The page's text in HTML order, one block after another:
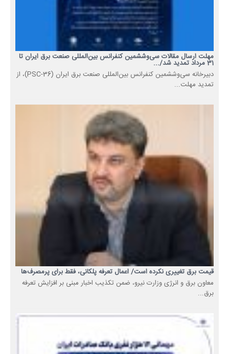
مهلت ارسال مقالات سی‌وششمین کنفرانس بین‌المللی صنعت برق ایران تا
31 مرداد تمدید شد/...
دبیرخانه سی‌وششمین کنفرانس بین‌المللی صنعت برق ایران (PSC-36)، از
تمدید مهلت...
قیمت برق تغییری نکرده است/ اعمال تعرفه پلکانی، فقط برای پرمصرف‌ها
معاون برق و انرژی وزارت نیرو، ضمن تکذیب اخبار مبنی بر افزایش تعرفه
برق...